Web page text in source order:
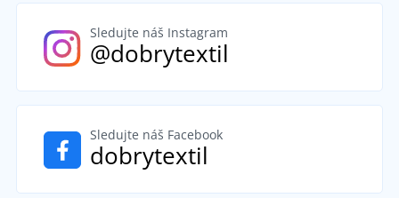
Sledujte náš Instagram
@dobrytextil
Sledujte náš Facebook
dobrytextil